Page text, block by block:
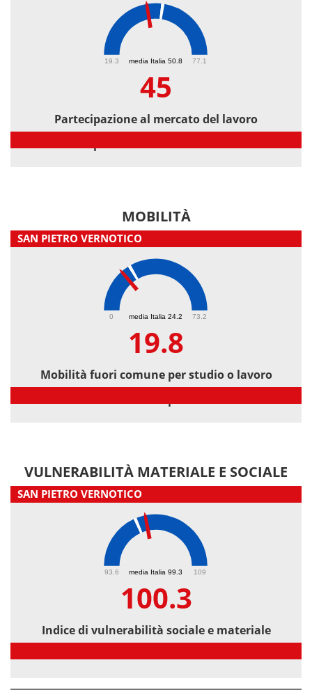
media Italia 50.8
19.3 77.1
45
Partecipazione al mercato del lavoro
MOBILITÀ
SAN PIETRO VERNOTICO
media Italia 24.2
0 73.2
19.8
Mobilità fuori comune per studio o lavoro
VULNERABILITÀ MATERIALE E SOCIALE
SAN PIETRO VERNOTICO
media Italia 99.3
93.6 109
100.3
Indice di vulnerabilità sociale e materiale